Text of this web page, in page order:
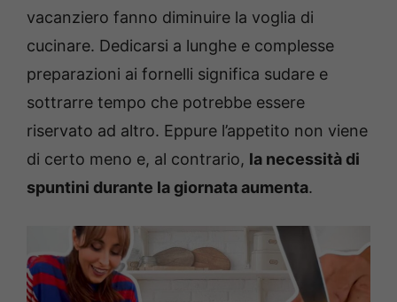
vacanziero fanno diminuire la voglia di
cucinare. Dedicarsi a lunghe e complesse
preparazioni ai fornelli significa sudare e
sottrarre tempo che potrebbe essere
riservato ad altro. Eppure l’appetito non viene
di certo meno e, al contrario, la necessità di
spuntini durante la giornata aumenta.